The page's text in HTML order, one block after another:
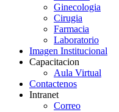
Ginecologia
Cirugia
Farmacia
Laboratorio
Imagen Institucional
Capacitacion
Aula Virtual
Contactenos
Intranet
Correo